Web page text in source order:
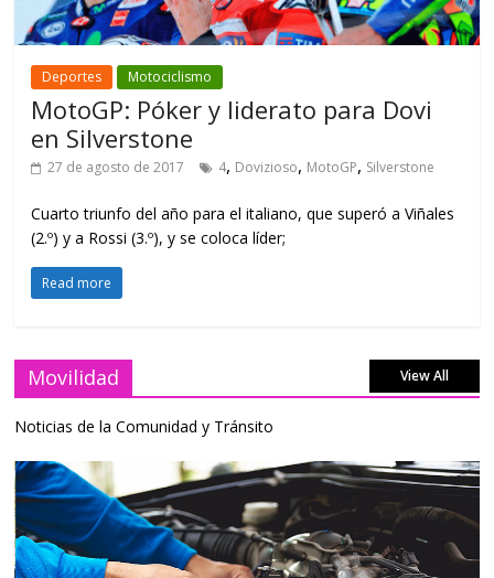
Deportes Motociclismo
MotoGP: Póker y liderato para Dovi
en Silverstone
27 de agosto de 2017 4, Dovizioso, MotoGP, Silverstone
Cuarto triunfo del año para el italiano, que superó a Viñales
(2.º) y a Rossi (3.º), y se coloca líder;
Read more
Movilidad View All
Noticias de la Comunidad y Tránsito